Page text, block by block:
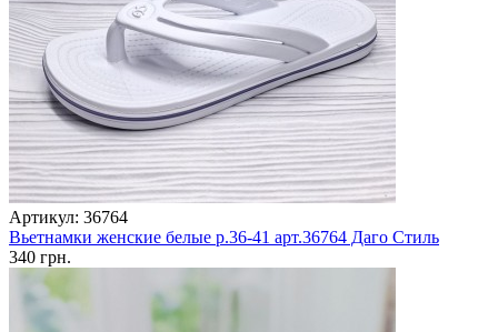
Артикул: 36764
Вьетнамки женские белые р.36-41 арт.36764 Даго Стиль
340 грн.